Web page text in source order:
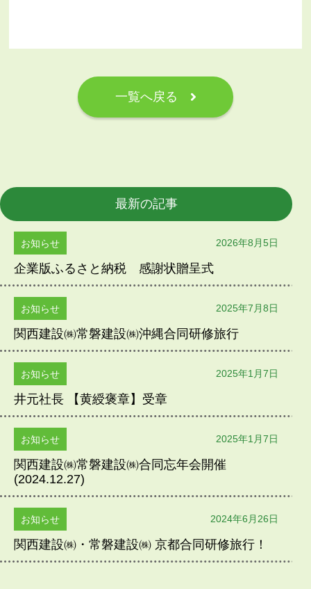
一覧へ戻る
最新の記事
お知らせ 2026年8月5日
企業版ふるさと納税 感謝状贈呈式
お知らせ 2025年7月8日
関西建設㈱常磐建設㈱沖縄合同研修旅行
お知らせ 2025年1月7日
井元社長 【黄綬褒章】受章
お知らせ 2025年1月7日
関西建設㈱常磐建設㈱合同忘年会開催
(2024.12.27)
お知らせ 2024年6月26日
関西建設㈱・常磐建設㈱ 京都合同研修旅行！